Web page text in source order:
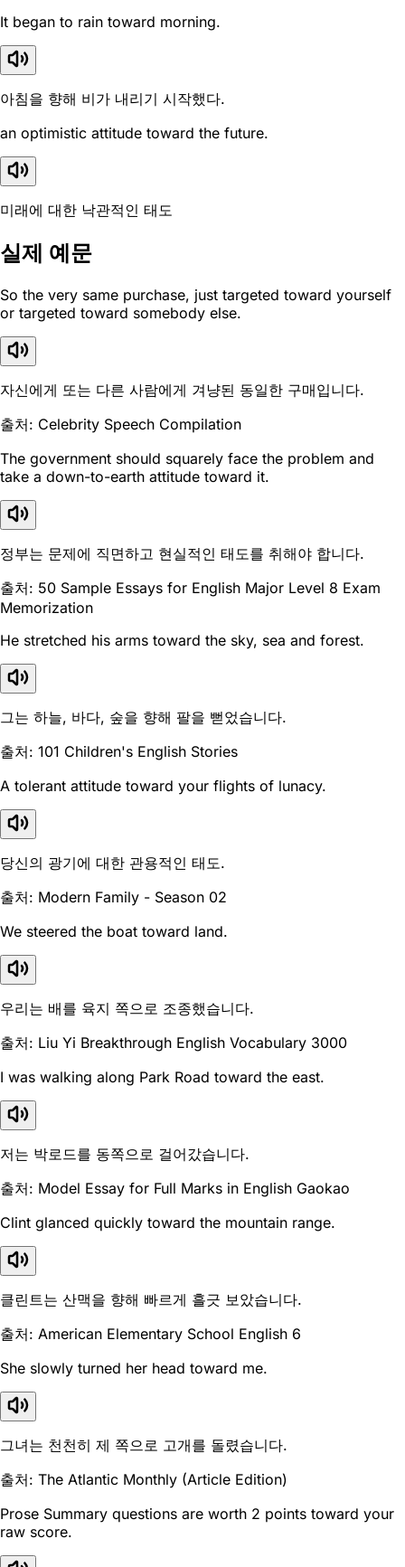
It began to rain toward morning.
아침을 향해 비가 내리기 시작했다.
an optimistic attitude toward the future.
미래에 대한 낙관적인 태도
실제 예문
So the very same purchase, just targeted toward yourself
or targeted toward somebody else.
자신에게 또는 다른 사람에게 겨냥된 동일한 구매입니다.
출처: Celebrity Speech Compilation
The government should squarely face the problem and
take a down-to-earth attitude toward it.
정부는 문제에 직면하고 현실적인 태도를 취해야 합니다.
출처: 50 Sample Essays for English Major Level 8 Exam
Memorization
He stretched his arms toward the sky, sea and forest.
그는 하늘, 바다, 숲을 향해 팔을 뻗었습니다.
출처: 101 Children's English Stories
A tolerant attitude toward your flights of lunacy.
당신의 광기에 대한 관용적인 태도.
출처: Modern Family - Season 02
We steered the boat toward land.
우리는 배를 육지 쪽으로 조종했습니다.
출처: Liu Yi Breakthrough English Vocabulary 3000
I was walking along Park Road toward the east.
저는 박로드를 동쪽으로 걸어갔습니다.
출처: Model Essay for Full Marks in English Gaokao
Clint glanced quickly toward the mountain range.
클린트는 산맥을 향해 빠르게 흘긋 보았습니다.
출처: American Elementary School English 6
She slowly turned her head toward me.
그녀는 천천히 제 쪽으로 고개를 돌렸습니다.
출처: The Atlantic Monthly (Article Edition)
Prose Summary questions are worth 2 points toward your
raw score.